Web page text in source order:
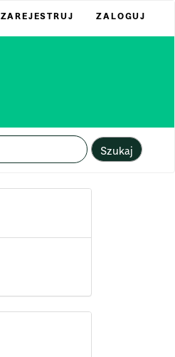
ZAREJESTRUJ ZALOGUJ
Szukaj